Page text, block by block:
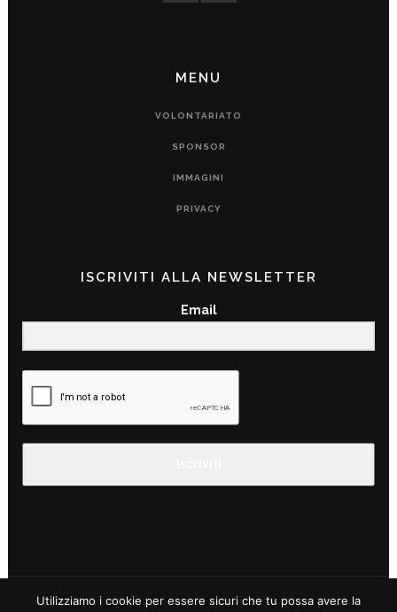
MENU
VOLONTARIATO
SPONSOR
IMMAGINI
PRIVACY
ISCRIVITI ALLA NEWSLETTER
Email
Utilizziamo i cookie per essere sicuri che tu possa avere la